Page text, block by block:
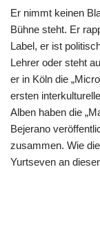
Er nimmt keinen
Bühne steht. Er
Label, er ist
Lehrer oder steht
er in Köln die
ersten
Alben haben die
Bejerano
zusammen. Wie
Yurtseven an